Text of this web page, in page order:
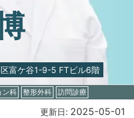
富ケ谷1-9-5 FTビル6階
ン科 整形外科 訪問診療
更新日: 2025-05-01